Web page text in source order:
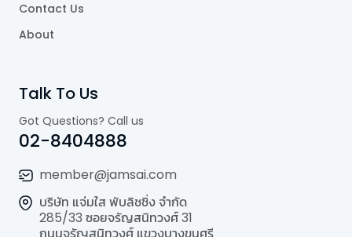
Contact Us
About
Talk To Us
Got Questions? Call us
02-8404888
member@jamsai.com
บริษัท แจ่มใส พับลิชชิ่ง จำกัด
285/33 ซอยจรัญสนิทวงศ์ 31